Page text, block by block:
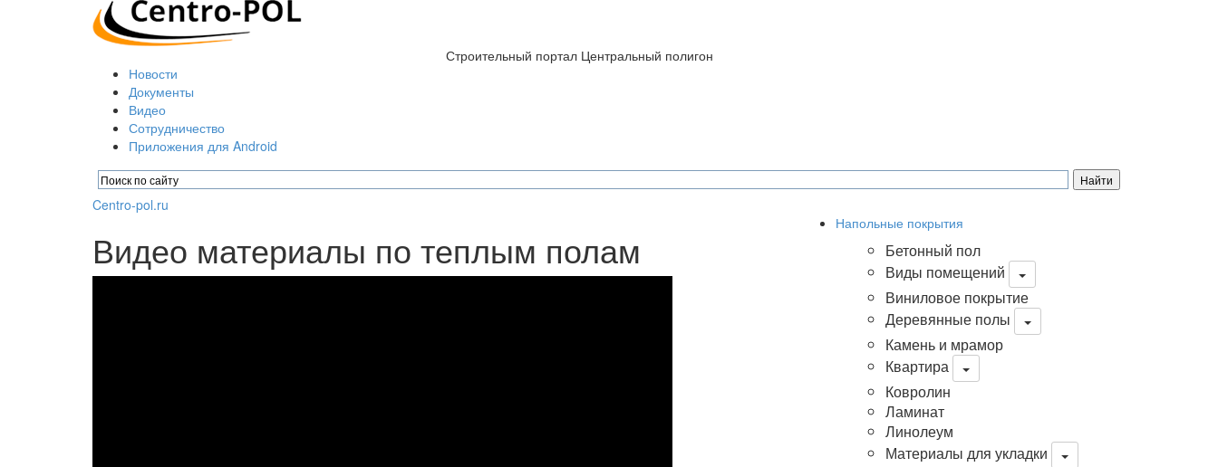
Строительный портал Центральный полигон
Новости
Документы
Видео
Сотрудничество
Приложения для Android
Centro-pol.ru
Видео материалы по теплым полам
Напольные покрытия
Бетонный пол
Виды помещений
Виниловое покрытие
Деревянные полы
Камень и мрамор
Квартира
Ковролин
Ламинат
Линолеум
Материалы для укладки